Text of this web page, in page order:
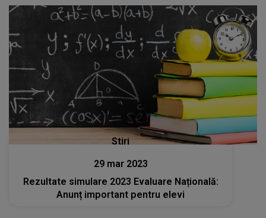
Stiri
29 mar 2023
Rezultate simulare 2023 Evaluare Națională:
Anunț important pentru elevi